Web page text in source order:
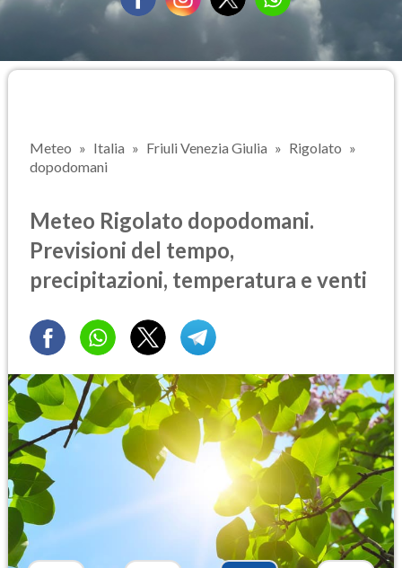
Meteo Italia Friuli Venezia Giulia
Rigolato
dopodomani
Meteo Rigolato dopodomani.
Previsioni del tempo,
precipitazioni, temperatura e venti